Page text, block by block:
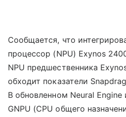
Сообщается, что
процессор (NPU) Exynos
NPU предшественника
обходит показатели
В обновленном Neural Engine
GNPU (CPU общего